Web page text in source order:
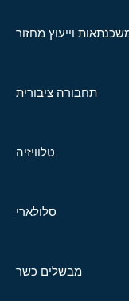
וייעוץ מחזור
תחבורה ציבורית
טלוויזיה
סלולארי
מבשלים כשר